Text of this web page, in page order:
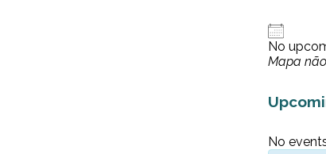
No
Mapa
No